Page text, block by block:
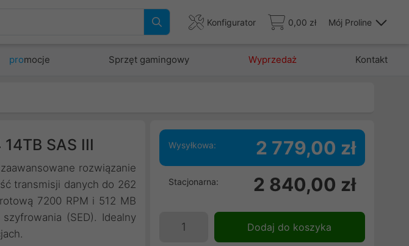
Konfigurator 0,00 zł Mój Proline
promocje Sprzęt gamingowy Wyprzedaż Kontakt
SAS III
rozwiązanie
transmisji danych do 262
7200 RPM i 512 MB
(SED). Idealny
Wysyłkowa: 2 779,00 zł
Stacjonarna: 2 840,00 zł
Dodaj do koszyka